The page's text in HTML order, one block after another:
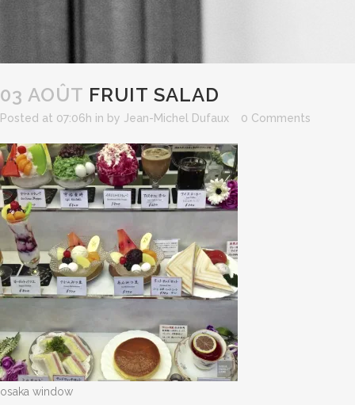
03 AOÛT FRUIT SALAD
Posted at 07:06h in by Jean-Michel Dufaux 0 Comments
osaka window